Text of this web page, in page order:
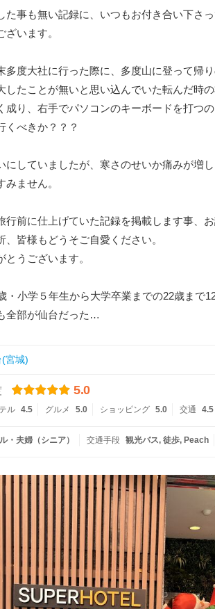
た事も無い記録に、いつもお付き合い下さ
ざいます。
多度大社に行った際に、多度山に登って帰
したことが無いと思い込んでいた転んだ時
成り、右手でパソコンのキーボードを打つ
くべきか？？？
にしていましたが、寒さのせいか痛みが増
みません。
行前に仕上げていた記録を掲載します事、お
、皆様もどうそご自愛ください。
とうございます。
・小学５年生から大学卒業までの22歳まで
全部が仙台だった…
宮城)
5.0
ル 4.5 グルメ 5.0 ショッピング 5.0 交通 4.5
・夫婦（シニア） 交通手段 観光バス 徒歩 Peach